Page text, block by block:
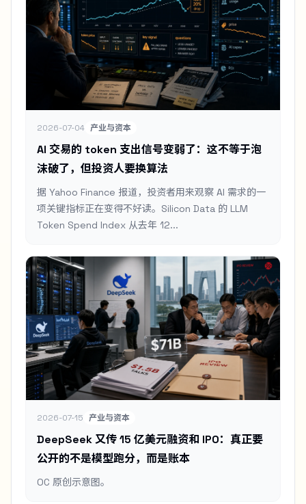
2026-07-04 产业与资本
AI 交易的 token 支出信号变弱了：这不等于泡
沫破了，但投资人要换算法
据 Yahoo Finance 报道，投资者用来观察 AI 需求的一
项关键指标正在变得不好读。Silicon Data 的 LLM
Token Spend Index 从去年 12...
2026-07-15 产业与资本
DeepSeek 又传 15 亿美元融资和 IPO：真正要
公开的不是模型跑分，而是账本
OC 原创示意图。